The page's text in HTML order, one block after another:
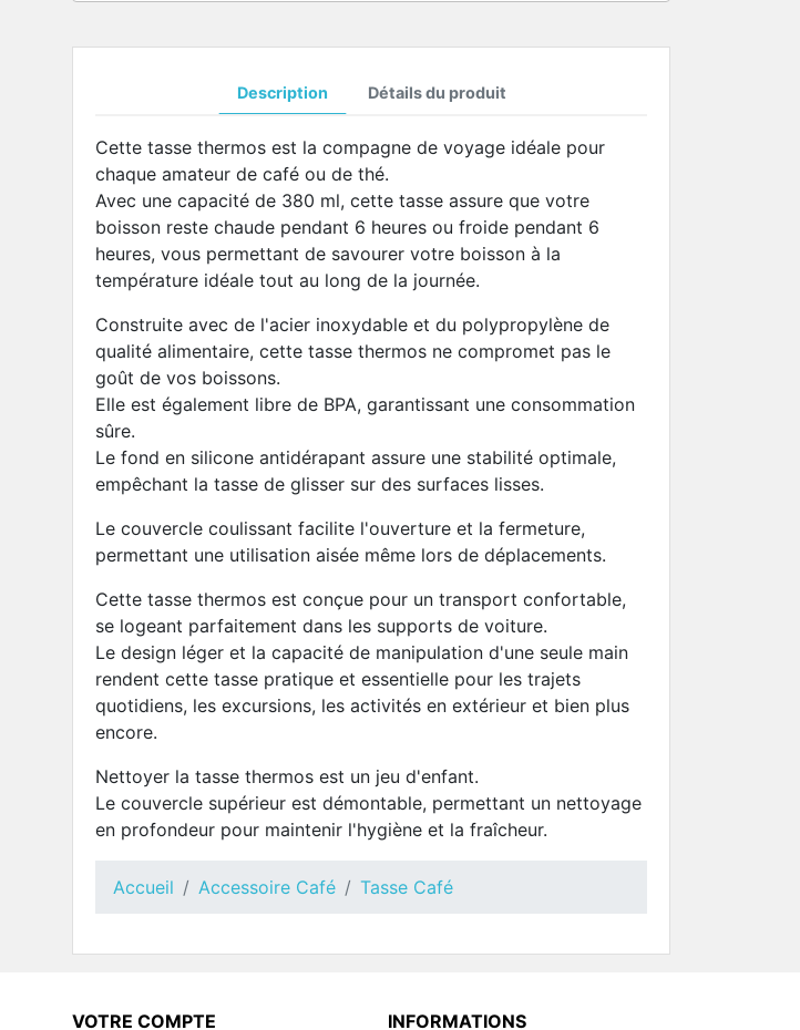
Description Détails du produit
Cette tasse thermos est la compagne de voyage idéale pour
chaque amateur de café ou de thé.
Avec une capacité de 380 ml, cette tasse assure que votre
boisson reste chaude pendant 6 heures ou froide pendant 6
heures, vous permettant de savourer votre boisson à la
température idéale tout au long de la journée.
Construite avec de l'acier inoxydable et du polypropylène de
qualité alimentaire, cette tasse thermos ne compromet pas le
goût de vos boissons.
Elle est également libre de BPA, garantissant une consommation
sûre.
Le fond en silicone antidérapant assure une stabilité optimale,
empêchant la tasse de glisser sur des surfaces lisses.
Le couvercle coulissant facilite l'ouverture et la fermeture,
permettant une utilisation aisée même lors de déplacements.
Cette tasse thermos est conçue pour un transport confortable,
se logeant parfaitement dans les supports de voiture.
Le design léger et la capacité de manipulation d'une seule main
rendent cette tasse pratique et essentielle pour les trajets
quotidiens, les excursions, les activités en extérieur et bien plus
encore.
Nettoyer la tasse thermos est un jeu d'enfant.
Le couvercle supérieur est démontable, permettant un nettoyage
en profondeur pour maintenir l'hygiène et la fraîcheur.
Accueil Accessoire Café Tasse Café
VOTRE COMPTE INFORMATIONS